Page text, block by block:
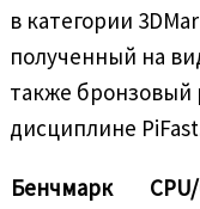
в категории
полученный на
также бронзовый
дисциплине
Бенчмарк